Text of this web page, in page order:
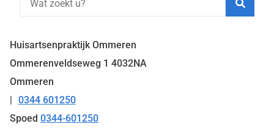
Huisartsenpraktijk Ommeren
Ommerenveldseweg 1 4032NA
Ommeren
Tel:
0344 601250
Spoed 0344-601250